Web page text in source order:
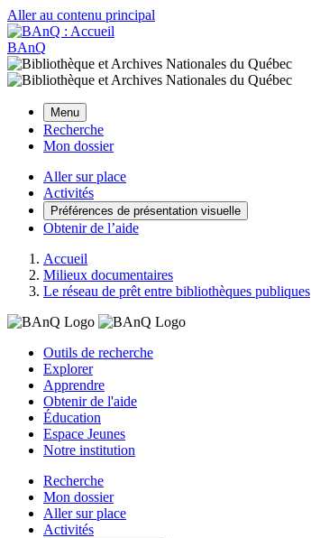
Aller au contenu principal
BAnQ
Menu
Recherche
Mon dossier
Aller sur place
Activités
Préférences de présentation visuelle
Obtenir de l’aide
Accueil
Milieux documentaires
Le réseau de prêt entre bibliothèques publiques
Outils de recherche
Explorer
Apprendre
Obtenir de l'aide
Éducation
Espace Jeunes
Notre institution
Recherche
Mon dossier
Aller sur place
Activités